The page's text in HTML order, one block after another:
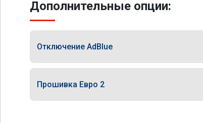
Дополнительные опции:
Отключение AdBlue
Прошивка Евро 2